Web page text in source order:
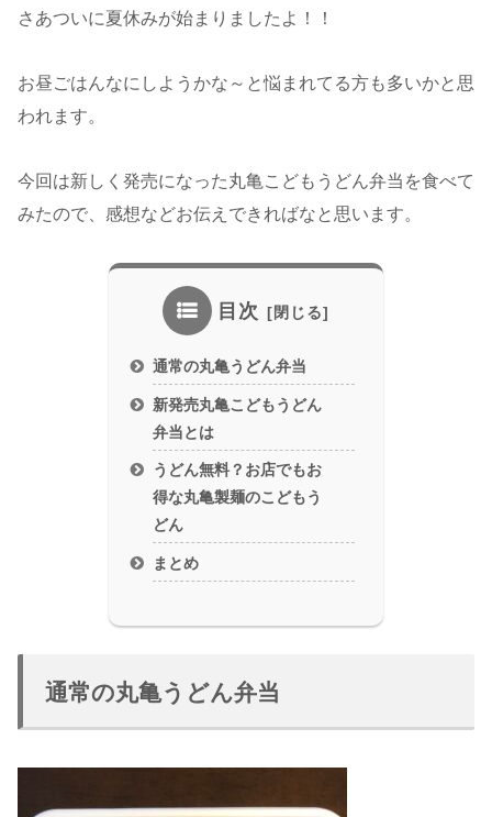
さあついに夏休みが始まりましたよ！！
お昼ごはんなにしようかな～と悩まれてる方も多いかと思
われます。
今回は新しく発売になった丸亀こどもうどん弁当を食べて
みたので、感想などお伝えできればなと思います。
目次
通常の丸亀うどん弁当
新発売丸亀こどもうどん
弁当とは
うどん無料？お店でもお
得な丸亀製麺のこどもう
どん
まとめ
通常の丸亀うどん弁当